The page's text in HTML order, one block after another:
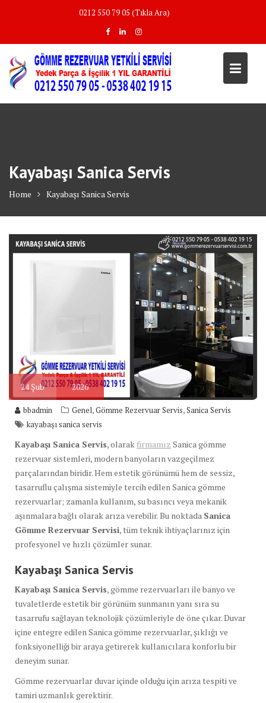
0212 550 79 05 (Tıkla Ara)
Kayabaşı Sanica Servis
Home Kayabaşı Sanica Servis
24Şub 2026
bbadmin Genel,Gömme Rezervuar Servis,Sanica Servis
kayabaşı sanica servis
Kayabaşı Sanica Servis, olarak firmamız Sanica gömme
rezervuar sistemleri, modern banyoların vazgeçilmez
parçalarından biridir. Hem estetik görünümü hem de sessiz,
tasarruflu çalışma sistemiyle tercih edilen Sanica gömme
rezervuarlar; zamanla kullanım, su basıncı veya mekanik
aşınmalara bağlı olarak arıza verebilir. Bu noktada Sanica
Gömme Rezervuar Servisi, tüm teknik ihtiyaçlarınız için
profesyonel ve hızlı çözümler sunar.
Kayabaşı Sanica Servis
Kayabaşı Sanica Servis, gömme rezervuarları ile banyo ve
tuvaletlerde estetik bir görünüm sunmanın yanı sıra su
tasarrufu sağlayan teknolojik çözümleriyle de öne çıkar. Duvar
içine entegre edilen Sanica gömme rezervuarlar, şıklığı ve
fonksiyonelliği bir araya getirerek kullanıcılara konforlu bir
deneyim sunar.
Gömme rezervuarlar duvar içinde olduğu için arıza tespiti ve
tamiri uzmanlık gerektirir.